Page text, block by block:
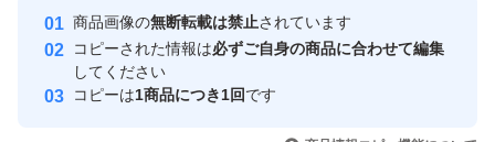
安心取引出品者
心・安全なユーザーです
取引実績
引を完了させた実績があります
商品画像の無断転載は禁止されています
コピーされた情報は必ずご自身の商品に合わせて編集
してください
コピーは1商品につき1回です